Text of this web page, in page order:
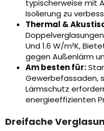
typischerweise mit
Isolierung zu
Thermal &
Und 1.6 W/m²K,
gegen Außenlärm
Am besten für:
Gewerbefassaden,
Lärmschutz
energieeffizienten
Dreifache